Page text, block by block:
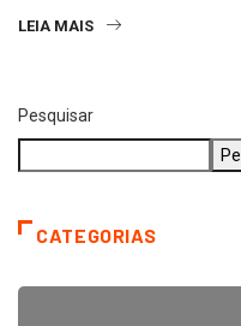
LEIA MAIS
Pesquisar
CATEGORIAS